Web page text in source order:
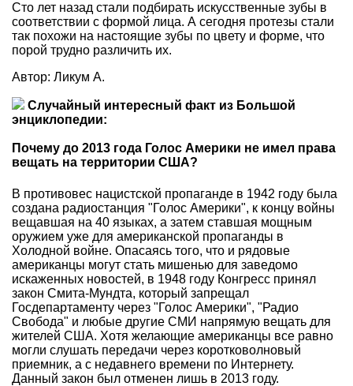
Сто лет назад стали подбирать искусственные зубы в
соответствии с формой лица. А сегодня протезы стали
так похожи на настоящие зубы по цвету и форме, что
порой трудно различить их.
Автор: Ликум А.
Случайный интересный факт из Большой
энциклопедии:
Почему до 2013 года Голос Америки не имел права
вещать на территории США?
В противовес нацистской пропаганде в 1942 году была
создана радиостанция "Голос Америки", к концу войны
вещавшая на 40 языках, а затем ставшая мощным
оружием уже для американской пропаганды в
Холодной войне. Опасаясь того, что и рядовые
американцы могут стать мишенью для заведомо
искаженных новостей, в 1948 году Конгресс принял
закон Смита-Мундта, который запрещал
Госдепартаменту через "Голос Америки", "Радио
Свобода" и любые другие СМИ напрямую вещать для
жителей США. Хотя желающие американцы все равно
могли слушать передачи через коротковолновый
приемник, а с недавнего времени по Интернету.
Данный закон был отменен лишь в 2013 году.